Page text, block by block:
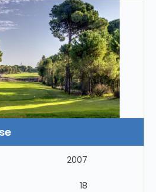
2007
18